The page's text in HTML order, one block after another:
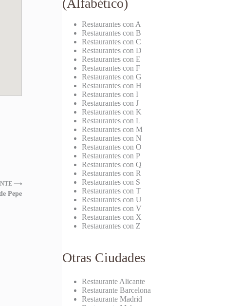
⟶
Pepe
Restaurantes con A
Restaurantes con B
Restaurantes con C
Restaurantes con D
Restaurantes con E
Restaurantes con F
Restaurantes con G
Restaurantes con H
Restaurantes con I
Restaurantes con J
Restaurantes con K
Restaurantes con L
Restaurantes con M
Restaurantes con N
Restaurantes con O
Restaurantes con P
Restaurantes con Q
Restaurantes con R
Restaurantes con S
Restaurantes con T
Restaurantes con U
Restaurantes con V
Restaurantes con X
Restaurantes con Z
Otras Ciudades
Restaurante Alicante
Restaurante Barcelona
Restaurante Madrid